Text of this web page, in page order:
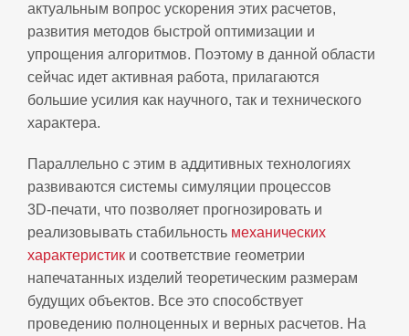
актуальным вопрос ускорения этих расчетов,
развития методов быстрой оптимизации и
упрощения алгоритмов. Поэтому в данной области
сейчас идет активная работа, прилагаются
большие усилия как научного, так и технического
характера.
Параллельно с этим в аддитивных технологиях
развиваются системы симуляции процессов
3D‑печати, что позволяет прогнозировать и
реализовывать стабильность механических
характеристик и соответствие геометрии
напечатанных изделий теоретическим размерам
будущих объектов. Все это способствует
проведению полноценных и верных расчетов. На